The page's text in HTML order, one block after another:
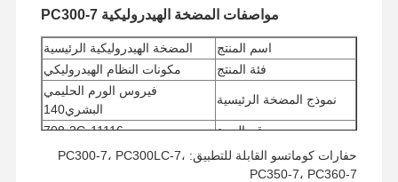
مواصفات المضخة الهيدروليكية PC300-7
اسم المنتج
المضخة الهيدروليكية الرئيسية
فئة المنتج
مكونات النظام الهيدروليكي
نموذج المضخة الرئيسية
فيروس الورم الحليمي
البشري140
رقم الجزء
708-2G-11116
الحد الأدنى لكمية الطلب
1 قطعة
طريقة الدفع
حفارات كوماتسو القابلة للتطبيق: PC300-7، PC300LC-7،
PC350-7، PC360-7